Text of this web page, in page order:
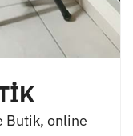
Butik, online